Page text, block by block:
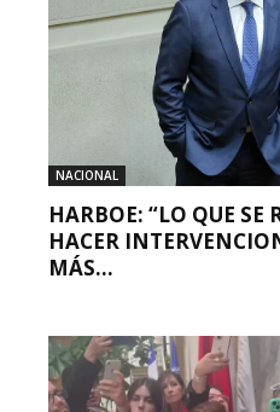
NACIONAL
HARBOE: “LO QUE SE
HACER
MÁS...